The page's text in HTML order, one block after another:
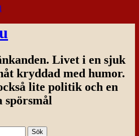
Livet i en sjuk
kryddad med humor.
lite politik och en
spörsmål